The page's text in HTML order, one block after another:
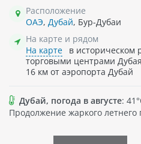
Расположение
ОАЭ, Дубай, Бур-Дубаи
На карте и рядом
На карте
в историческом
торговыми центрами
16 км от аэропорта Дубай
Дубай, погода в августе:
Продолжение жаркого летнего